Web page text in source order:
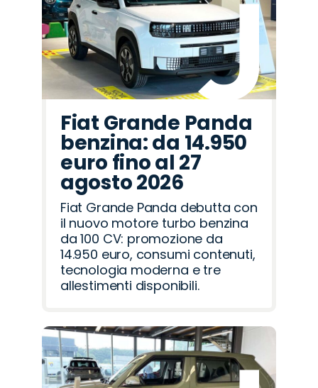
Fiat Grande Panda
benzina: da 14.950
euro fino al 27
agosto 2026
Fiat Grande Panda debutta con
il nuovo motore turbo benzina
da 100 CV: promozione da
14.950 euro, consumi contenuti,
tecnologia moderna e tre
allestimenti disponibili.